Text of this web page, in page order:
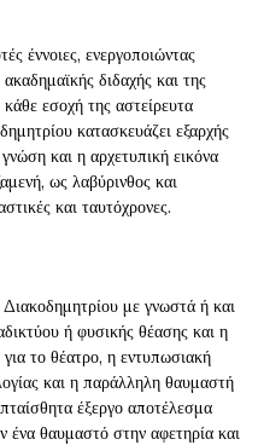
έννοιες, ενεργοποιώντας
διδαχής και της
εσοχή της αστείρευτα
κατασκευάζει εξαρχής
και η αρχετυπική εικόνα
ως λαβύρινθος και
και ταυτόχρονες.
με γνωστά ή και
ή φυσικής θέασης και η
το θέατρο, η εντυπωσιακή
και η παράλληλη θαυμαστή
έξεργο αποτέλεσμα
ένα θαυμαστό στην αφετηρία και